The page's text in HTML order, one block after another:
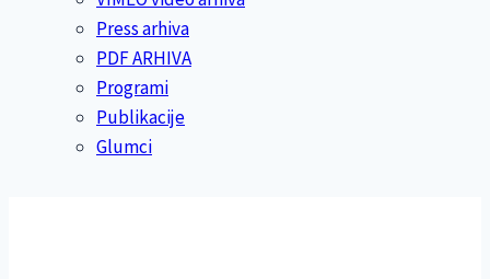
Press arhiva
PDF ARHIVA
Programi
Publikacije
Glumci